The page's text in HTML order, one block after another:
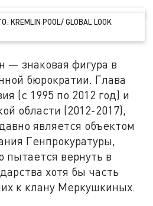
POOL/ GLOBAL LOOK
— знаковая фигура в
бюрократии. Глава
(с 1995 по 2012 год) и
области (2012-2017),
является объектом
Генпрокуратуры,
пытается вернуть в
хотя бы часть
к клану Меркушкиных.